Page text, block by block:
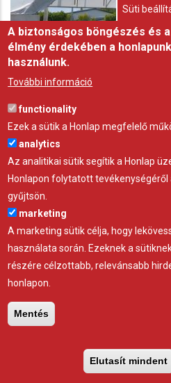
Süti
A biztonságos böngészés és
élmény érdekében a
használunk.
További információ
functionality
Ezek a sütik a Honlap megfelelő
analytics
Az analitikai sütik segítik a Honlap
Honlapon folytatott
gyűjtsön.
marketing
A marketing sütik célja, hogy
használata során. Ezeknek a
részére célzottabb, relevánsabb
honlapon.
Mentés
Elutasít mindent